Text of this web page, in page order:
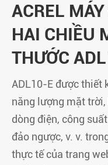
ACREL
HAI CHIỀU
THƯỚC
ADL10-E được thiết
năng lượng mặt trời,
dòng điện, công
đảo ngược, v. v.
thực tế của trang